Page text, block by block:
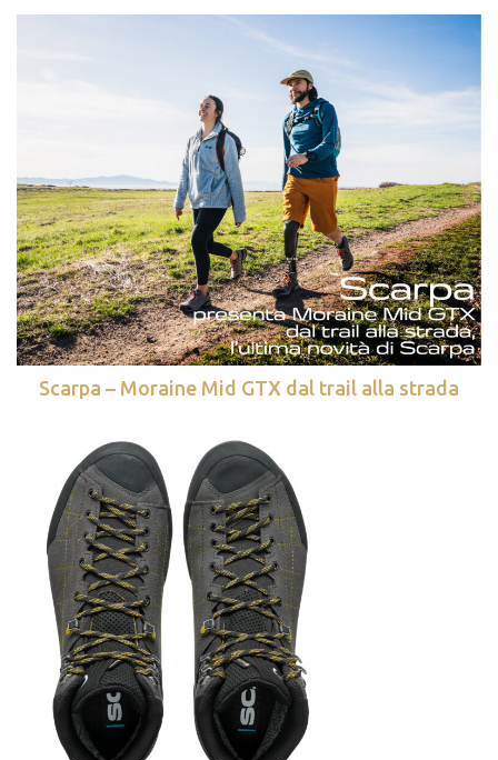
Scarpa – Moraine Mid GTX dal trail alla strada